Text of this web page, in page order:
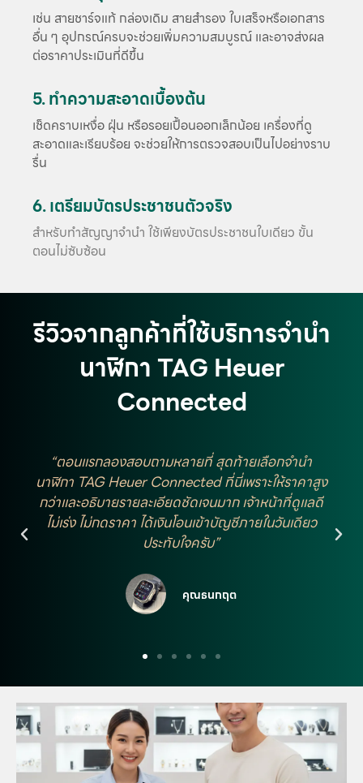
เช่น สายชาร์จแท้ กล่องเดิม สายสำรอง ใบเสร็จหรือเอกสาร
อื่น ๆ อุปกรณ์ครบจะช่วยเพิ่มความสมบูรณ์ และอาจส่งผล
ต่อราคาประเมินที่ดีขึ้น
5. ทำความสะอาดเบื้องต้น
เช็ดคราบเหงื่อ ฝุ่น หรือรอยเปื้อนออกเล็กน้อย เครื่องที่ดู
สะอาดและเรียบร้อย จะช่วยให้การตรวจสอบเป็นไปอย่างราบ
รื่น
6. เตรียมบัตรประชาชนตัวจริง
สำหรับทำสัญญาจำนำ ใช้เพียงบัตรประชาชนใบเดียว ขั้น
ตอนไม่ซับซ้อน
รีวิวจากลูกค้าที่ใช้บริการจำนำ
นาฬิกา TAG Heuer
Connected
“ส่งรูปประเมินทางไลน์ @2plus ก่อน พอได้ราคาคร่าว
ๆ แล้วค่อยเข้าร้าน ขั้นตอนเร็ว ใช้แค่บัตรประชาชนใบ
เดียว นาฬิกาถูกเก็บในที่ปลอดภัย ไม่มีการเปิดเครื่อง
หรือเอาไปใช้งาน รู้สึกมั่นใจมากค่ะ”